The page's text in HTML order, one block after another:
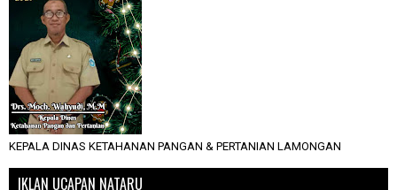
KEPALA DINAS KETAHANAN PANGAN & PERTANIAN LAMONGAN
IKLAN UCAPAN NATARU